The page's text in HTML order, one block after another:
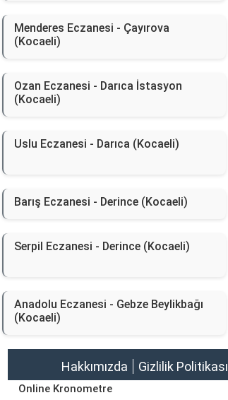
Menderes Eczanesi - Çayırova
(Kocaeli)
Ozan Eczanesi - Darıca İstasyon
(Kocaeli)
Uslu Eczanesi - Darıca (Kocaeli)
Barış Eczanesi - Derince (Kocaeli)
Serpil Eczanesi - Derince (Kocaeli)
Anadolu Eczanesi - Gebze Beylikbağı
(Kocaeli)
Hakkımızda Gizlilik Politikası
Online Kronometre